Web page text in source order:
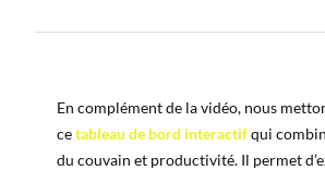
En complément de la vidéo, nous
cetableau de bord interactifqui
du couvain et productivité. Il permet